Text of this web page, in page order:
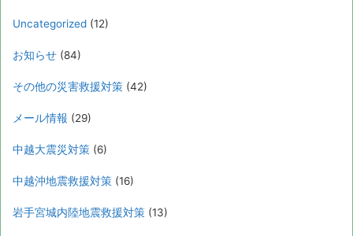
Uncategorized (12)
お知らせ (84)
その他の災害救援対策 (42)
メール情報 (29)
中越大震災対策 (6)
中越沖地震救援対策 (16)
岩手宮城内陸地震救援対策 (13)